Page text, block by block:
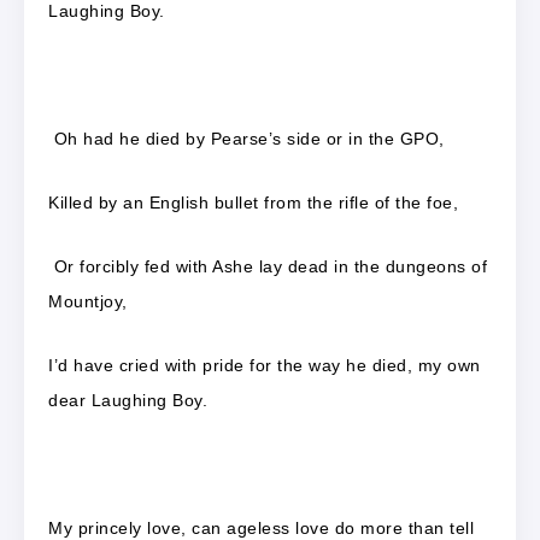
Laughing Boy.
Oh had he died by Pearse’s side or in the GPO,
Killed by an English bullet from the rifle of the foe,
Or forcibly fed with Ashe lay dead in the dungeons of
Mountjoy,
I’d have cried with pride for the way he died, my own
dear Laughing Boy.
My princely love, can ageless love do more than tell